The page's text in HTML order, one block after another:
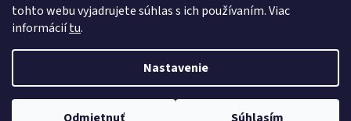
tohto webu vyjadrujete súhlas s ich používaním. Viac
informáciítu.
Nastavenie
Vytvoril Shoptet